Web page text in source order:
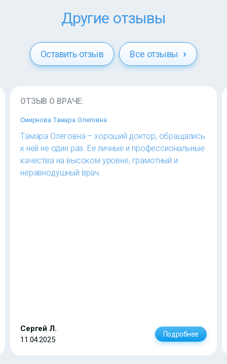
Другие отзывы
Оставить отзыв Все отзывы
ОТЗЫВ О ВРАЧЕ:
Смирнова Тамара Олеговна
Тамара Олеговна – хороший доктор, обращались
к ней не один раз. Ее личные и профессиональные
качества на высоком уровне, грамотный и
неравнодушный врач.
Сергей Л.
11.04.2025
Подробнее